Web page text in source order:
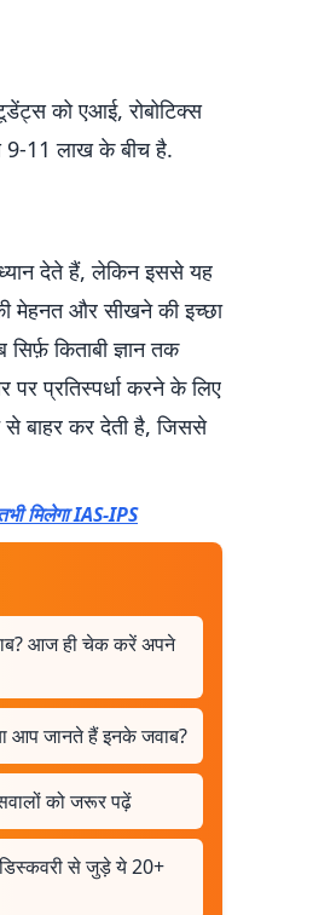
को एआई, रोबोटिक्स
9-11 लाख के बीच है.
ध्यान देते हैं, लेकिन इससे यह
मेहनत और सीखने की इच्छा
किताबी ज्ञान तक
पर प्रतिस्पर्धा करने के लिए
बाहर कर देती है, जिससे
मिलेगा IAS-IPS
आज ही चेक करें अपने
आप जानते हैं इनके जवाब?
को जरूर पढ़ें
से जुड़े ये 20+